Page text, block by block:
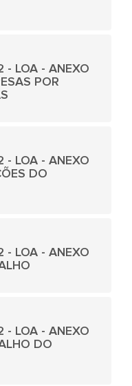
- LOA - ANEXO
POR
- LOA - ANEXO
DO
- LOA - ANEXO
- LOA - ANEXO
DO